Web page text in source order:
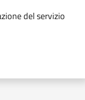
del servizio